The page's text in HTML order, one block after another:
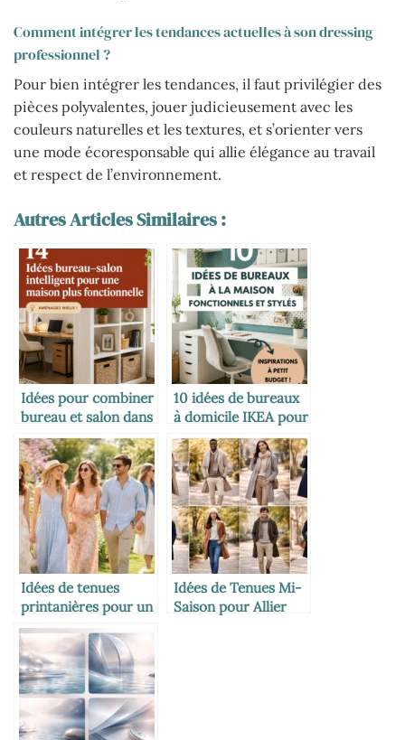
Comment intégrer les tendances actuelles à son dressing
professionnel ?
Pour bien intégrer les tendances, il faut privilégier des
pièces polyvalentes, jouer judicieusement avec les
couleurs naturelles et les textures, et s’orienter vers
une mode écoresponsable qui allie élégance au travail
et respect de l’environnement.
Autres Articles Similaires :
Idées pour combiner
bureau et salon dans
votre maison
10 idées de bureaux
à domicile IKEA pour
un espace inspirant
Idées de tenues
printanières pour un
look frais et stylé
Idées de Tenues Mi-
Saison pour Allier